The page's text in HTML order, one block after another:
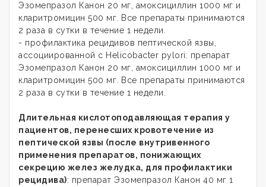
Эзомепразол Канон 20 мг, амоксициллин 1000 мг и
кларитромицин 500 мг. Все препараты принимаются
2 раза в сутки в течение 1 недели.
- профилактика рецидивов пептической язвы,
ассоциированной с Helicobacter pylori: препарат
Эзомепразол Канон 20 мг, амоксициллин 1000 мг и
кларитромицин 500 мг. Все препараты принимаются
2 раза в сутки в течение 1 недели.
Длительная кислотоподавляющая терапия у
пациентов, перенесших кровотечение из
пептической язвы (после внутривенного
применения препаратов, понижающих
секрецию желез желудка, для профилактики
рецидива): препарат Эзомепразол Канон 40 мг 1